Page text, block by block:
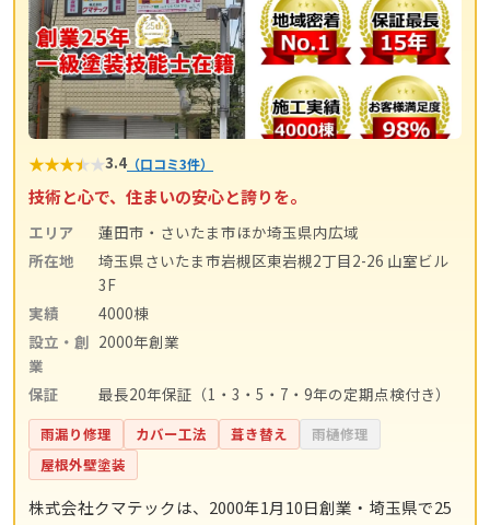
★★★★★3.4 （口コミ3件）
技術と心で、住まいの安心と誇りを。
エリア
蓮田市・さいたま市ほか埼玉県内広域
所在地
埼玉県さいたま市岩槻区東岩槻2丁目2-26 山室ビル
3F
実績
4000棟
設立・創
業
2000年創業
保証 最長20年保証（1・3・5・7・9年の定期点検付き）
雨漏り修理 カバー工法 葺き替え
雨樋修理
屋根外壁塗装
株式会社クマテックは、2000年1月10日創業・埼玉県で25